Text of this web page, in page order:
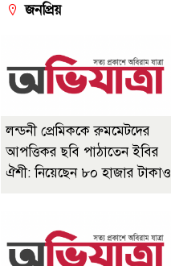
জনপ্রিয়
লন্ডনী প্রেমিককে রুমমেটদের
আপত্তিকর ছবি পাঠাতেন ইবির
ঐশী: নিয়েছেন ৮০ হাজার টাকাও